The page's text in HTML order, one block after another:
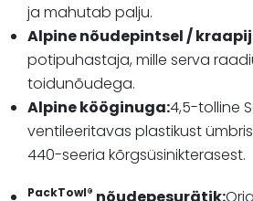
ja mahutab palju.
Alpine nõudepintsel /
potipuhastaja, mille serva
toidunõudega.
Alpine kööginuga:4,5-tolline
ventileeritavas plastikust
440-seeria kõrgsüsinikterasest.
PackTowl® nõudepesurätik: